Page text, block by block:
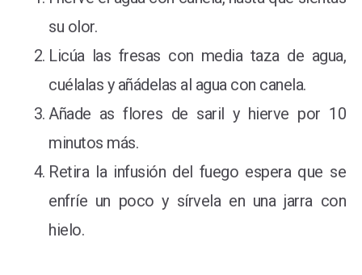
su olor.
Licúa las fresas con media taza de agua,
cuélalas y añádelas al agua con canela.
Añade as flores de saril y hierve por 10
minutos más.
Retira la infusión del fuego espera que se
enfríe un poco y sírvela en una jarra con
hielo.